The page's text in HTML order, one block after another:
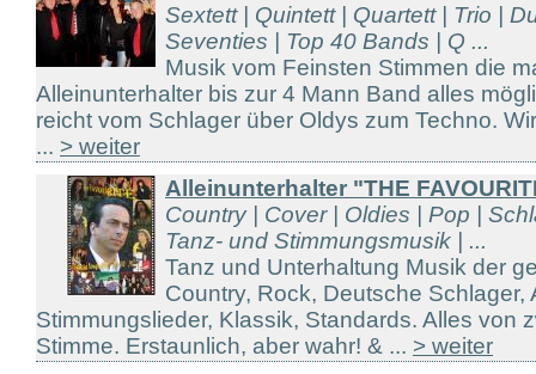
Sextett | Quintett | Quartett | Trio |
Seventies | Top 40 Bands | Q ...
Musik vom Feinsten Stimmen die
Alleinunterhalter bis zur 4 Mann Band alles
reicht vom Schlager über Oldys zum Techno.
... > weiter
Alleinunterhalter "THE
Country | Cover | Oldies | Pop |
Tanz- und Stimmungsmusik | ...
Tanz und Unterhaltung Musik der
Country, Rock, Deutsche Schlager,
Stimmungslieder, Klassik, Standards. Alles von
Stimme. Erstaunlich, aber wahr! & ... > weiter